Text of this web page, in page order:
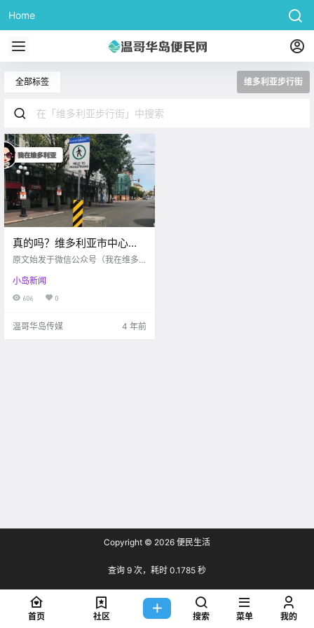
Home
全部标签 维多利亚步行街
真的吗？维多利亚市中心这
条街道准备改建成步行街？
藻啦
原文始发于微信公众号（我在维多
转眼又到周末啦 本周日是冰淇淋日
记得约上好朋友去品尝不同的雪糕
小岛新闻
606 0
温哥华岛传媒 4 年前
Copyright © 2026 便民生活
查询 9 次，耗时 0.1785 秒
首页 社区 搜索 菜单 我的